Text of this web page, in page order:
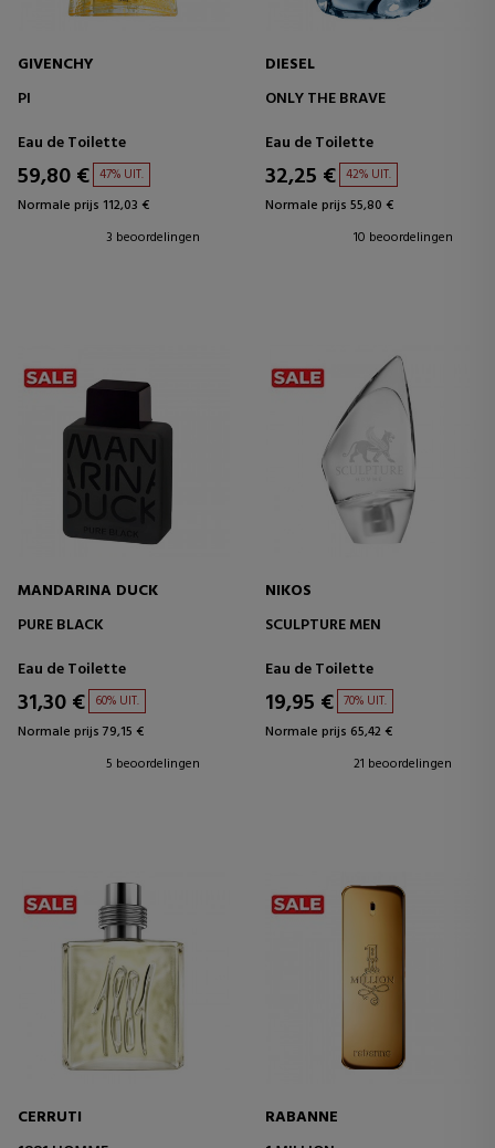
GIVENCHY
PI
Eau de Toilette
59,80 € 47% UIT.
Normale prijs 112,03 €
3 beoordelingen
DIESEL
ONLY THE BRAVE
Eau de Toilette
32,25 € 42% UIT.
Normale prijs 55,80 €
10 beoordelingen
MANDARINA DUCK
PURE BLACK
Eau de Toilette
31,30 € 60% UIT.
Normale prijs 79,15 €
5 beoordelingen
NIKOS
SCULPTURE MEN
Eau de Toilette
19,95 € 70% UIT.
Normale prijs 65,42 €
21 beoordelingen
CERRUTI
RABANNE